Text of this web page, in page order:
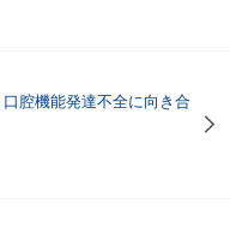
口腔機能発達不全に向き合